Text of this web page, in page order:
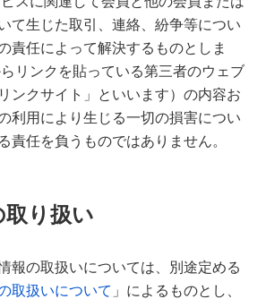
て生じた取引、連絡、紛争等につい
責任によって解決するものとしま
リンクを貼っている第三者のウェブ
ンクサイト」といいます）の内容お
利用により生じる一切の損害につい
責任を負うものではありません。
取り扱い
報の取扱いについては、別途定める
取扱いについて 」によるものとし、